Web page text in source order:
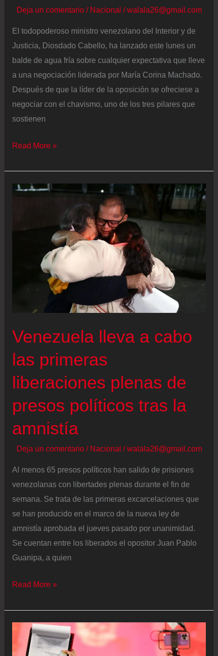
Deja un comentario / Nacional /walala26@gmail.com
El todopoderoso ministro venezolano del Interior y de
Justicia, Diosdado Cabello, ha lanzado este lunes un
balde de agua fría sobre cualquier expectativa que lleve
a una negociación liderada por María Corina Machado.
Después de que la líder de la oposición se ofreciese a
negociar con el chavismo, uno de los tres pilares que
sostienen
Diosdado
descarta
una
María
Machado
Read More »
Venezuela lleva a cabo
las primeras
liberaciones plenas de
presos políticos tras la
amnistía
Deja un comentario / Nacional /walala26@gmail.com
Al menos 65 presos políticos han salido de prisiones
venezolanas con libertades plenas durante el fin de
semana. Se trata de las primeras excarcelaciones que
se han producido en el marco de la nueva ley de
amnistía aprobada el jueves pasado por unanimidad.
Se cuentan entre los liberados el opositor Juan Pablo
Guanipa, a quien
Venezuela
a
Read More »